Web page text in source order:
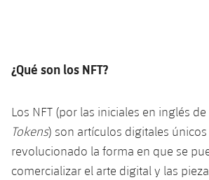
¿Qué son los NFT?
Los NFT (por las iniciales en inglés de
Tokens) son artículos digitales
revolucionado la forma en que se
comercializar el arte digital y las